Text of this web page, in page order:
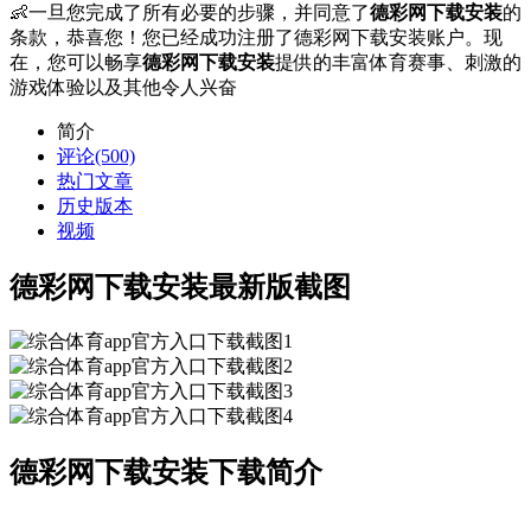
👶一旦您完成了所有必要的步骤，并同意了德彩网下载安装的
条款，恭喜您！您已经成功注册了德彩网下载安装账户。现
在，您可以畅享德彩网下载安装提供的丰富体育赛事、刺激的
游戏体验以及其他令人兴奋
简介
评论(500)
热门文章
历史版本
视频
德彩网下载安装最新版截图
德彩网下载安装下载简介